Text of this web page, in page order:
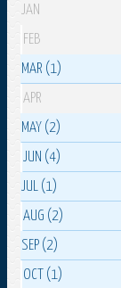
JAN
FEB
MAR (1)
APR
MAY (2)
JUN (4)
JUL (1)
AUG (2)
SEP (2)
OCT (1)